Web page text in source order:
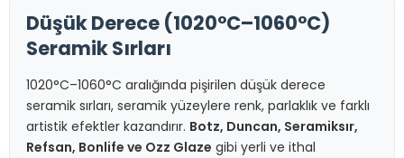
Düşük Derece (1020°C–1060°C)
Seramik Sırları
1020°C–1060°C aralığında pişirilen düşük derece
seramik sırları, seramik yüzeylere renk, parlaklık ve farklı
artistik efektler kazandırır. Botz, Duncan, Seramiksır,
Refsan, Bonlife ve Ozz Glaze gibi yerli ve ithal